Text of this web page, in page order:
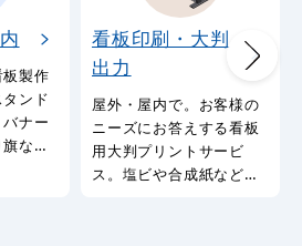
製作
ンド
ナー
など
看板印刷・大判
出力
屋外・屋内で。お客様の
ニーズにお答えする看板
用大判プリントサービ
ス。塩ビや合成紙など看